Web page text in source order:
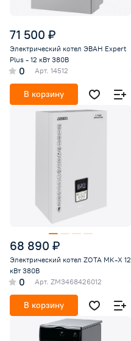
71 500 ₽
Электрический котел ЭВАН Expert
Plus - 12 кВт 380В
0 Арт. 14512
В корзину
68 890 ₽
Электрический котел ZOTA MK-X 12
кВт 380В
0 Арт. ZM3468426012
В корзину